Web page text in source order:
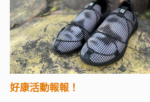
好康活動報報！